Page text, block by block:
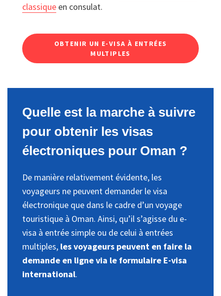
classique en consulat.
OBTENIR UN E-VISA À ENTRÉES
MULTIPLES
Quelle est la marche à suivre
pour obtenir les visas
électroniques pour Oman ?
De manière relativement évidente, les
voyageurs ne peuvent demander le visa
électronique que dans le cadre d’un voyage
touristique à Oman. Ainsi, qu’il s’agisse du e-
visa à entrée simple ou de celui à entrées
multiples, les voyageurs peuvent en faire la
demande en ligne via le formulaire E-visa
international.